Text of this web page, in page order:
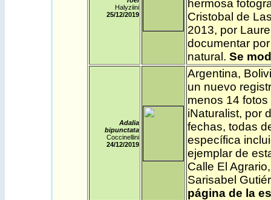
Halyziini
25/12/2019
hermosa
Cristobal de
2013, por
documentar
natural. Se
Adalia
bipunctata
Coccinellini
24/12/2019
Argentina,
un nuevo
menos 14
iNaturalist, por
fechas, todas
específica
ejemplar de
Calle El
Sarisabel
página de la